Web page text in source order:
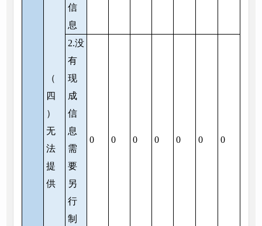
（
四
）
无
法
提
供
信
息
2.没
有
现
成
信
息
需
要
另
行
制
0 0 0 0 0 0 0